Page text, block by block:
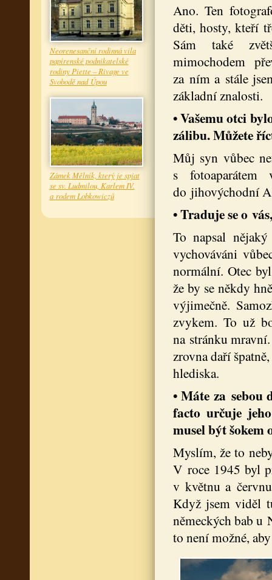
Neorenesanční rodinná vila
papírenské podnikatelské
rodiny Piette – Rivage ve
Svobodě nad Úpou
Zámek Mělník, který je spjat
se sv. Ludmilou, Karlem IV.
a rodem Lobkowiczů
Ano. Ten
děti, hosty, kteří
Sám také
mimochodem
za ním a stále
základní znalosti.
• Vašemu otci
zálibu. Můžete
Můj syn vůbec
s
do jihovýchodní
• Traduje se o
To napsal
vychováváni
normální. Otec
že by se někdy
výjimečně.
zvykem. To už
na stránku
zrovna daří
hlediska.
• Máte za
facto určuje
musel být
Myslím, že to
V roce 1945 byl
v květnu a
Když jsem viděl
německých bab u
to není možné,